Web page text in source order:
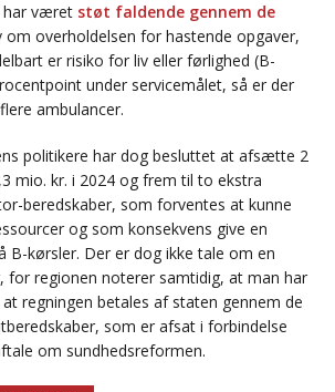
har været støt faldende gennem de
om overholdelsen for hastende opgaver,
er risiko for liv eller førlighed (B-
under servicemålet, så er der
ambulancer.
politikere har dog besluttet at afsætte 2
mio. kr. i 2024 og frem til to ekstra
beredskaber, som forventes at kunne
og som konsekvens give en
B-kørsler. Der er dog ikke tale om en
for regionen noterer samtidig, at man har
regningen betales af staten gennem de
som er afsat i forbindelse
om sundhedsreformen.